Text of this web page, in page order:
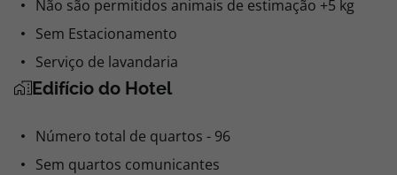
Não são permitidos animais de estimação +5 kg
Sem Estacionamento
Serviço de lavandaria
Edifício do Hotel
Número total de quartos - 96
Sem quartos comunicantes